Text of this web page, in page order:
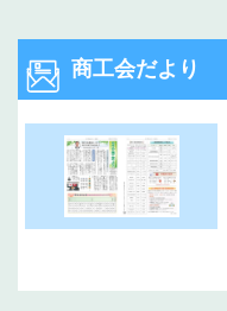
商工会だより